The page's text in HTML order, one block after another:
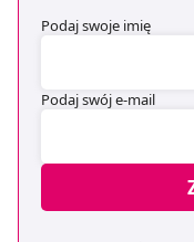
Podaj swoje imię
Podaj swój e-mail